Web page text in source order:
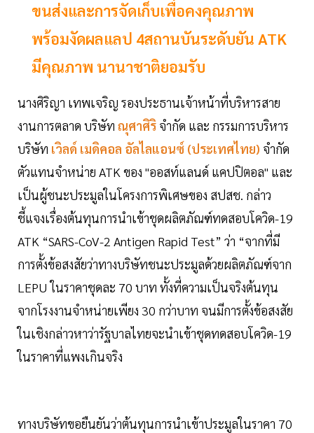
ขนส่งและการจัดเก็บเพื่อคงคุณภาพ
พร้อมงัดผลแลป 4สถานบันระดับยัน ATK
มีคุณภาพ นานาชาติยอมรับ
นางศิริญา เทพเจริญ รองประธานเจ้าหน้าที่บริหารสาย
งานการตลาด บริษัท ณุศาศิริ จำกัด และ กรรมการบริหาร
บริษัท เวิลด์ เมดิคอล อัลไลแอนซ์ (ประเทศไทย) จำกัด
ตัวแทนจำหน่าย ATK ของ "ออสท์แลนด์ แคปปิตอล" และ
เป็นผู้ชนะประมูลในโครงการพิเศษของ สปสช. กล่าว
ชี้แจงเรื่องต้นทุนการนำเข้าชุดผลิตภัณฑ์ทดสอบโควิด-19
ATK “SARS-CoV-2 Antigen Rapid Test” ว่า “จากที่มี
การตั้งข้อสงสัยว่าทางบริษัทชนะประมูลด้วยผลิตภัณฑ์จาก
LEPU ในราคาชุดละ 70 บาท ทั้งที่ความเป็นจริงต้นทุน
จากโรงงานจำหน่ายเพียง 30 กว่าบาท จนมีการตั้งข้อสงสัย
ในเชิงกล่าวหาว่ารัฐบาลไทยจะนำเข้าชุดทดสอบโควิด-19
ในราคาที่แพงเกินจริง
ทางบริษัทขอยืนยันว่าต้นทุนการนำเข้าประมูลในราคา 70